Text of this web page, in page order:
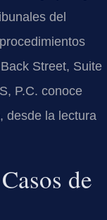
del
Street, Suite
P.C. conoce
desde la lectura
de